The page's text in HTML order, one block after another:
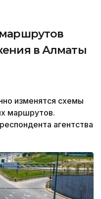
в Алматы
изменятся схемы
маршрутов.
агентства